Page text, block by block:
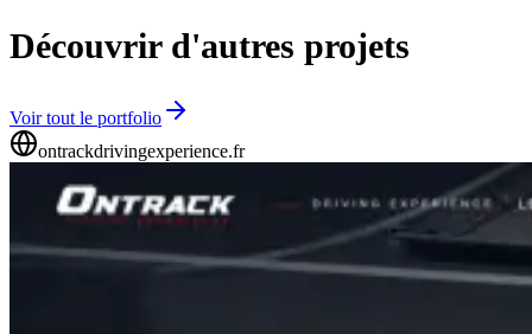
Découvrir d'autres projets
Voir tout le portfolio
ontrackdrivingexperience.fr